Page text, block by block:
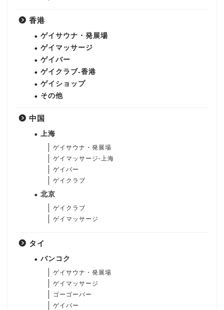
香港
ゲイサウナ・発展場
ゲイマッサージ
ゲイバー
ゲイクラブ-香港
ゲイショップ
その他
中国
上海
ゲイサウナ・発展場
ゲイマッサージ-上海
ゲイバー
ゲイクラブ
北京
ゲイクラブ
ゲイマッサージ
タイ
バンコク
ゲイサウナ・発展場
ゲイマッサージ
ゴーゴーバー
ゲイバー